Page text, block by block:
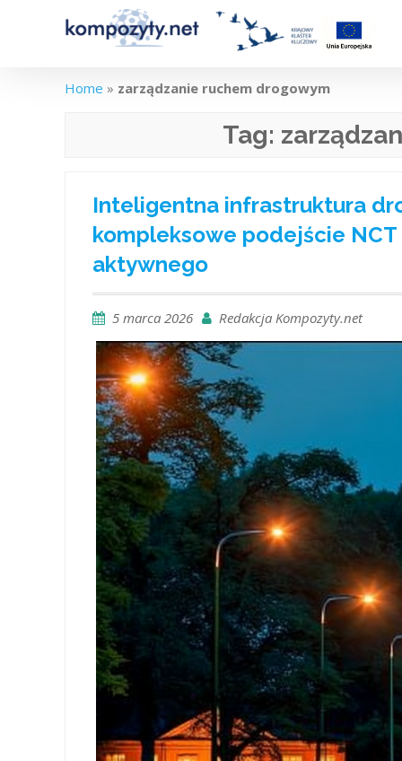
Home » zarządzanie ruchem drogowym
Tag:
Inteligentna infrastruktura
kompleksowe podejście
aktywnego
5 marca 2026 Redakcja Kompozyty.net